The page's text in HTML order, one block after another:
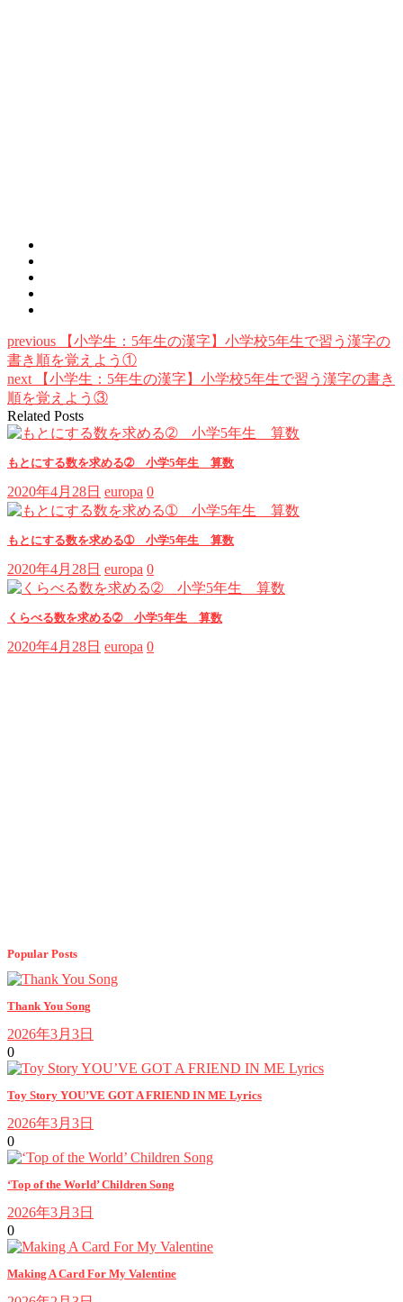
previous 【小学生：5年生の漢字】小学校5年生で習う漢字の
書き順を覚えよう①
next 【小学生：5年生の漢字】小学校5年生で習う漢字の書き
順を覚えよう③
Related Posts
もとにする数を求める➁ 小学5年生 算数
2020年4月28日 europa 0
もとにする数を求める➀ 小学5年生 算数
2020年4月28日 europa 0
くらべる数を求める➁ 小学5年生 算数
2020年4月28日 europa 0
Popular Posts
Thank You Song
2026年3月3日
0
Toy Story YOU’VE GOT A FRIEND IN ME Lyrics
2026年3月3日
0
‘Top of the World’ Children Song
2026年3月3日
0
Making A Card For My Valentine